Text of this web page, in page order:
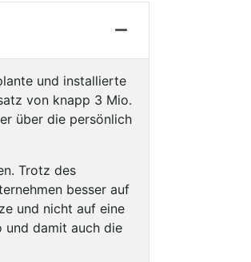
und installierte
von knapp 3 Mio.
über die persönlich
Trotz des
besser auf
und nicht auf eine
und damit auch die